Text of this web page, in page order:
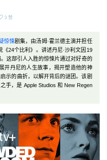
3 赞
惊悚剧集，由汤姆·霍兰德主演并担任
24个比利》。讲述丹尼·沙利文因19
这部引人入胜的惊悚片通过对好奇的
开丹尼的人生故事，揭开塑造他的神
示的曲折，以解开背后的谜团。该剧
手，是 Apple Studios 和 New Regen